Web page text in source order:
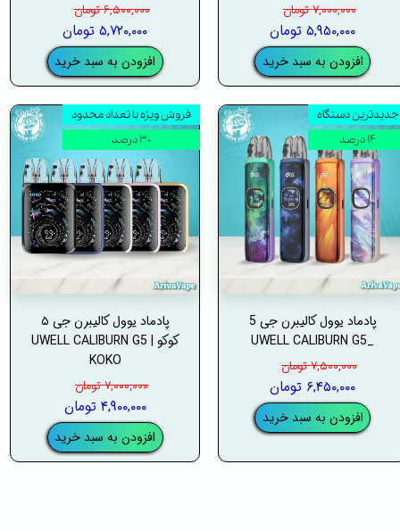
۷,۰۰۰,۰۰۰ تومان
۵,۹۵۰,۰۰۰ تومان
افزودن به سبد خرید
۶,۵۰۰,۰۰۰ تومان
۵,۷۲۰,۰۰۰ تومان
افزودن به سبد خرید
پادماد یوول کالیبرن جی 5
_UWELL CALIBURN G5
۷,۵۰۰,۰۰۰ تومان
۶,۴۵۰,۰۰۰ تومان
افزودن به سبد خرید
جدیدترین دستگاه
۱۴ درصد
پادماد یوول کالیبرن جی ۵
کوکو | UWELL CALIBURN G5
KOKO
۷,۰۰۰,۰۰۰ تومان
۴,۹۰۰,۰۰۰ تومان
افزودن به سبد خرید
فروش ویژه با تعداد محدود
۳۰ درصد